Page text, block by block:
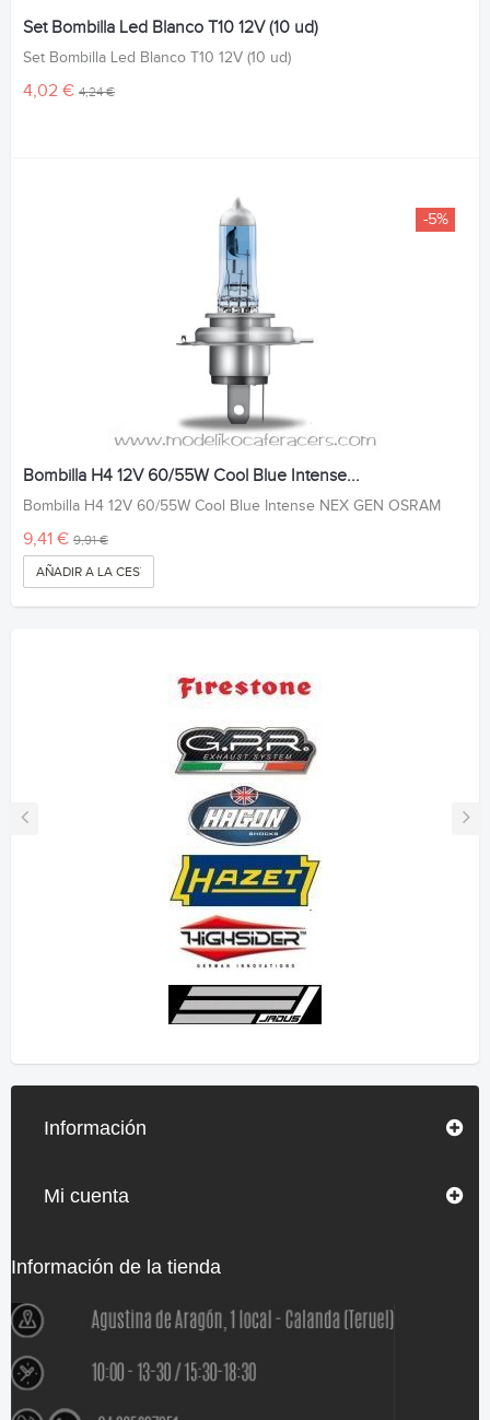
Set Bombilla Led Blanco T10 12V (10 ud)
Set Bombilla Led Blanco T10 12V (10 ud)
4,02 € 4,24 €
-5%
Bombilla H4 12V 60/55W Cool Blue Intense...
Bombilla H4 12V 60/55W Cool Blue Intense NEX GEN OSRAM
9,41 € 9,91 €
AÑADIR A LA CESTA
Información
Mi cuenta
Información de la tienda